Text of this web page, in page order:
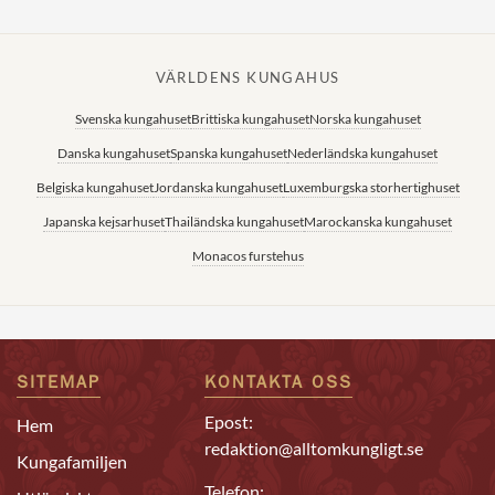
VÄRLDENS KUNGAHUS
Svenska kungahusetBrittiska kungahusetNorska kungahuset
Danska kungahusetSpanska kungahusetNederländska kungahuset
Belgiska kungahusetJordanska kungahusetLuxemburgska storhertighuset
Japanska kejsarhusetThailändska kungahusetMarockanska kungahuset
Monacos furstehus
SITEMAP
Hem
Kungafamiljen
KONTAKTA OSS
Epost:
redaktion@alltomkungligt.se